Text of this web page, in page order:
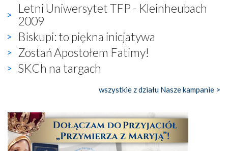
Letni Uniwersytet TFP - Kleinheubach
2009
Biskupi: to piękna inicjatywa
Zostań Apostołem Fatimy!
SKCh na targach
wszystkie z działu Nasze kampanie >